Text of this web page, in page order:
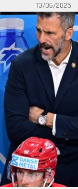
13/06/2025